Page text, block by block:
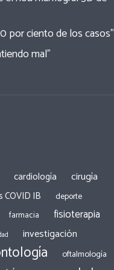
por ciento de los casos”
mal”
cardiología cirugía
COVID IB
deporte
farmacia fisioterapia
investigación
oftalmología